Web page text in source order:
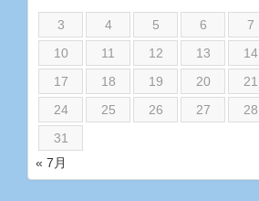
3
4 5 6 7
10
11 12 13 14
17
18 19 20 21
24
25 26 27 28
31
« 7月